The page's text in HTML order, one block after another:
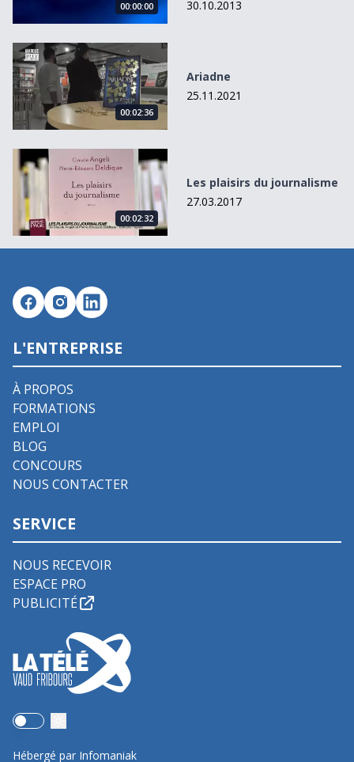
00:00:00
30.10.2013
Ariadne
00:02:36
Ariadne
25.11.2021
Les plaisirs du journalisme
00:02:32
Les plaisirs du journalisme
27.03.2017
L'ENTREPRISE
À PROPOS
FORMATIONS
EMPLOI
BLOG
CONCOURS
NOUS CONTACTER
SERVICE
NOUS RECEVOIR
ESPACE PRO
PUBLICITÉ
Use setting
Hébergé par Infomaniak